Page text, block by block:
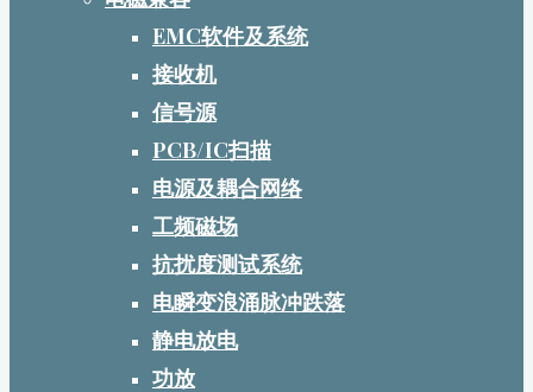
EMC软件及系统
接收机
信号源
PCB/IC扫描
电源及耦合网络
工频磁场
抗扰度测试系统
电瞬变浪涌脉冲跌落
静电放电
功放